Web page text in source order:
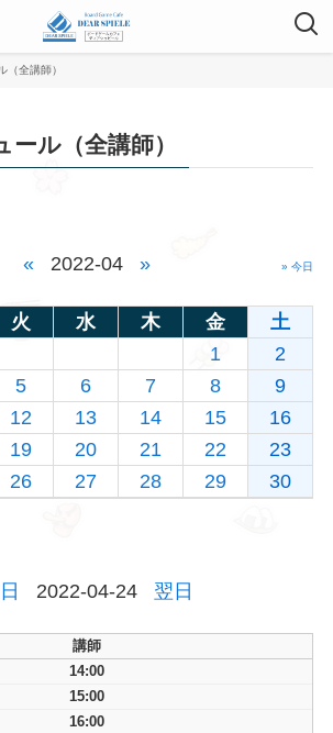
（全講師）
ール（全講師）
« 2022-04 » » 今日
火 水 木 金
土
1
2
5 6 7 8
9
12 13 14 15
16
19 20 21 22
23
26 27 28 29 30
2022-04-24 翌日
講師
14:00
15:00
16:00